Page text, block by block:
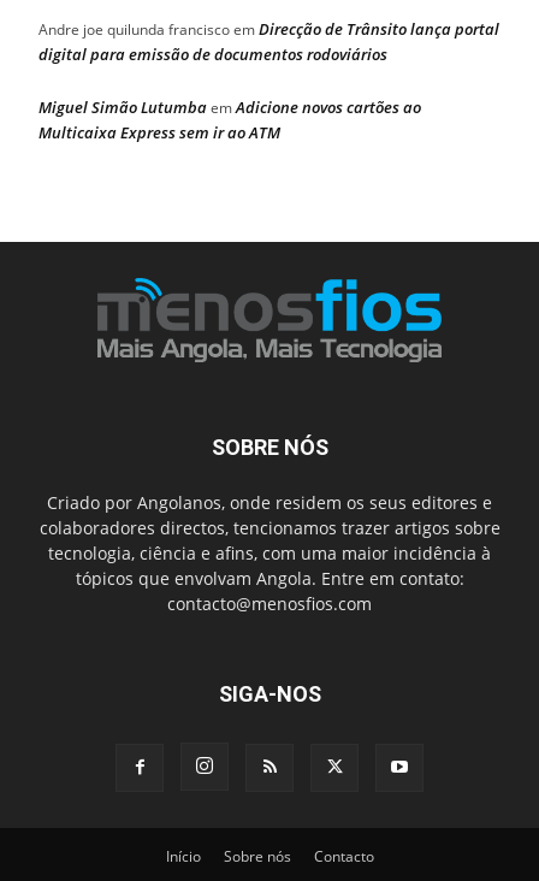
Andre joe quilunda franciscoemDirecção de Trânsito lança portal
digital para emissão de documentos rodoviários
Miguel Simão LutumbaemAdicione novos cartões ao
Multicaixa Express sem ir ao ATM
SOBRE NÓS
Criado por Angolanos, onde residem os seus editores e
colaboradores directos, tencionamos trazer artigos sobre
tecnologia, ciência e afins, com uma maior incidência à
tópicos que envolvam Angola. Entre em contato:
contacto@menosfios.com
SIGA-NOS
Início Sobre nós Contacto